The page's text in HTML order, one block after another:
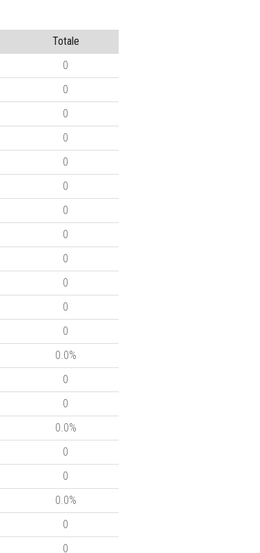
Totale
0
0
0
0
0
0
0
0
0
0
0
0
0.0%
0
0
0.0%
0
0
0.0%
0
0